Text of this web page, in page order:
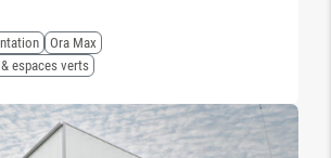
Ora Max
espaces verts